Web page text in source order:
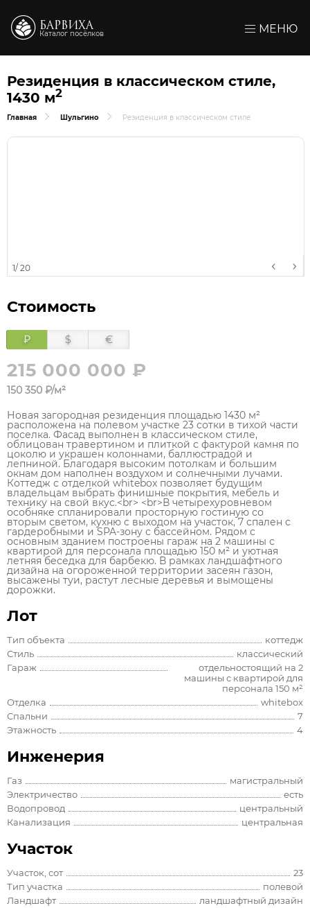
БАРВИХА
Каталог посёлков МЕНЮ
Резиденция в классическом стиле,
1430 м2
Главная Шульгино Резиденция в классическом стиле
1/ 20
Стоимость
₽ $ €
215 000 000 ₽
150 350 ₽/м²
Новая загородная резиденция площадью 1430 м²
расположена на полевом участке 23 сотки в тихой части
поселка. Фасад выполнен в классическом стиле,
облицован травертином и плиткой с фактурой камня по
цоколю и украшен колоннами, баллюстрадой и
лепниной. Благодаря высоким потолкам и большим
окнам дом наполнен воздухом и солнечными лучами.
Коттедж с отделкой whitebox позволяет будущим
владельцам выбрать финишные покрытия, мебель и
технику на свой вкус.<br> <br>В четырехуровневом
особняке спланировали просторную гостиную со
вторым светом, кухню с выходом на участок, 7 спален с
гардеробными и SPA-зону с бассейном. Рядом с
основным зданием построены гараж на 2 машины с
квартирой для персонала площадью 150 м² и уютная
летняя беседка для барбекю. В рамках ландшафтного
дизайна на огороженной территории засеян газон,
высажены туи, растут лесные деревья и вымощены
дорожки.
Лот
Тип объекта
коттедж
Стиль
классический
Гараж
отдельностоящий на 2
машины с квартирой для
персонала 150 м²
Отделка
whitebox
Спальни
7
Этажность
4
Инженерия
Газ
магистральный
Электричество
есть
Водопровод
центральный
Канализация
центральная
Участок
Участок, сот
23
Тип участка
полевой
Ландшафт
ландшафтный дизайн